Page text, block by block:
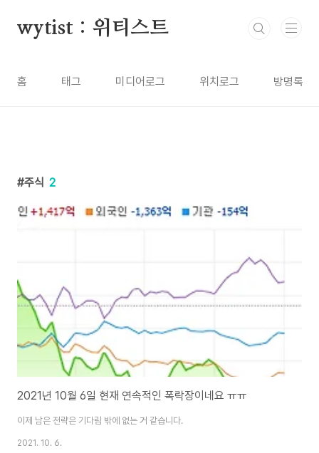
wytist : 위티스트
홈 태그 미디어로그 위치로그 방명록
주식 2
2021년 10월 6일 현재 연속적인 폭락장이네요 ㅠㅠ
이제 남은 전략은 기다림 밖에 없는 거 같습니다.
2021. 10. 6.